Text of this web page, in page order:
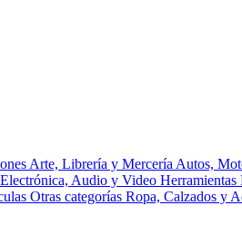
Arte, Librería y Mercería Autos,
Electrónica, Audio y Video Herramientas
Otras categorías Ropa, Calzados y